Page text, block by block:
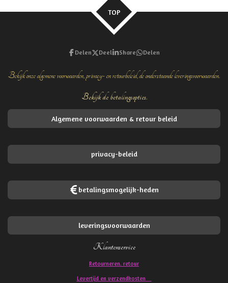
TOP
Delen Deel Share Delen
Bekijk onze algemene voorwaarden, privacy- en retourbeleid, de onderstaande leveringsvoorwaarden.
Bekijk de betalingsopties.
Algemene voorwaarden & retour beleid
privacy-beleid
betalingsmogelijk-heden
leveringsvoorwaarden
Klantenservice
Retourneren. retour
Levertijd en verzendkosten